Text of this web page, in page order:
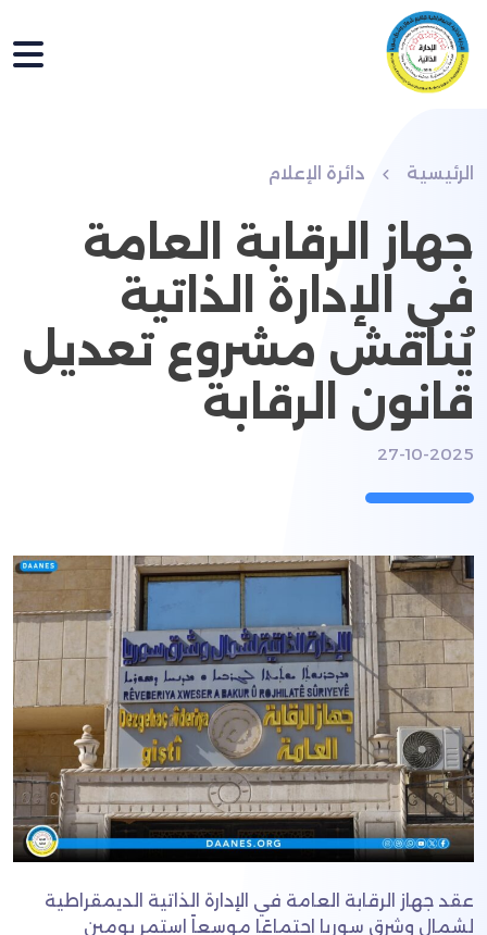
الرئيسية دائرة الإعلام
جهاز الرقابة العامة
في الإدارة الذاتية
يُناقش مشروع تعديل
قانون الرقابة
27-10-2025
عقد جهاز الرقابة العامة في الإدارة الذاتية الديمقراطية
لشمال وشرق سوريا اجتماعًا موسعاً استمر يومين